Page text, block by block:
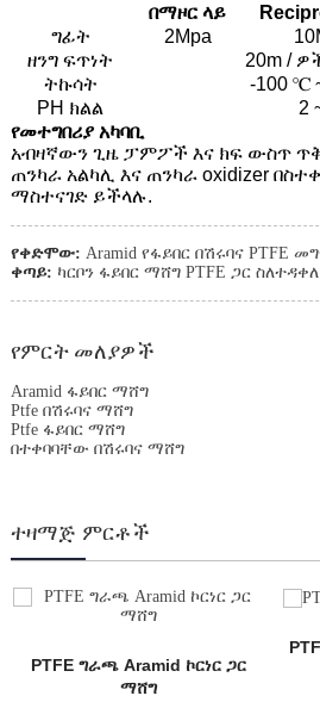
በማዞር ላይ
ግፊት
2Mpa
ዘንግ ፍጥነት
20m /
ትኩሳት
-100 ℃
PH ክልል
2
የመተግበሪያ አካባቢ
አብዛኛውን ጊዜ ፓምፖች እና ክፍ ውስጥ
ጠንካራ አልካሊ እና ጠንካራ oxidizer
ማስተናገድ ይችላሉ.
የቀድሞው: Aramid የፋይበር በሽሩባና PTFE
ቀጣይ: ካርቦን ፋይበር ማሸግ PTFE ጋር ስለተዳቀለ
የምርት መለያዎች
Aramid ፋይበር ማሸግ
Ptfe በሽሩባና ማሸግ
Ptfe ፋይበር ማሸግ
በተቀባባቸው በሽሩባና ማሸግ
ተዛማጅ ምርቶች
PTFE ግራጫ Aramid ኮርነር ጋር
ማሸግ